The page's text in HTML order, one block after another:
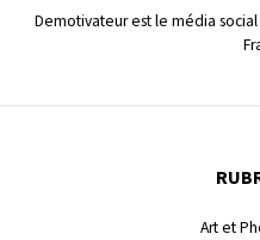
Demotivateur est le média
Art et